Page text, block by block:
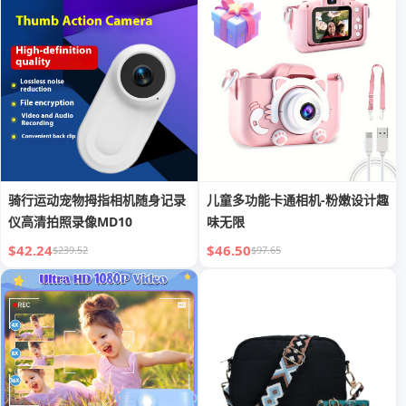
骑行运动宠物拇指相机随身记录
仪高清拍照录像MD10
$42.24$239.52
儿童多功能卡通相机-粉嫩设计趣
味无限
$46.50$97.65